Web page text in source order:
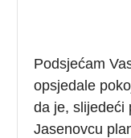
Podsjećam
opsjedale
da je, slijedeći
Jasenovcu